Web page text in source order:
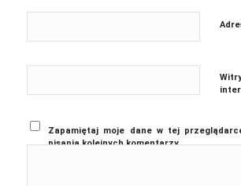
Zapamiętaj moje dane w tej
pisania kolejnych komentarzy.